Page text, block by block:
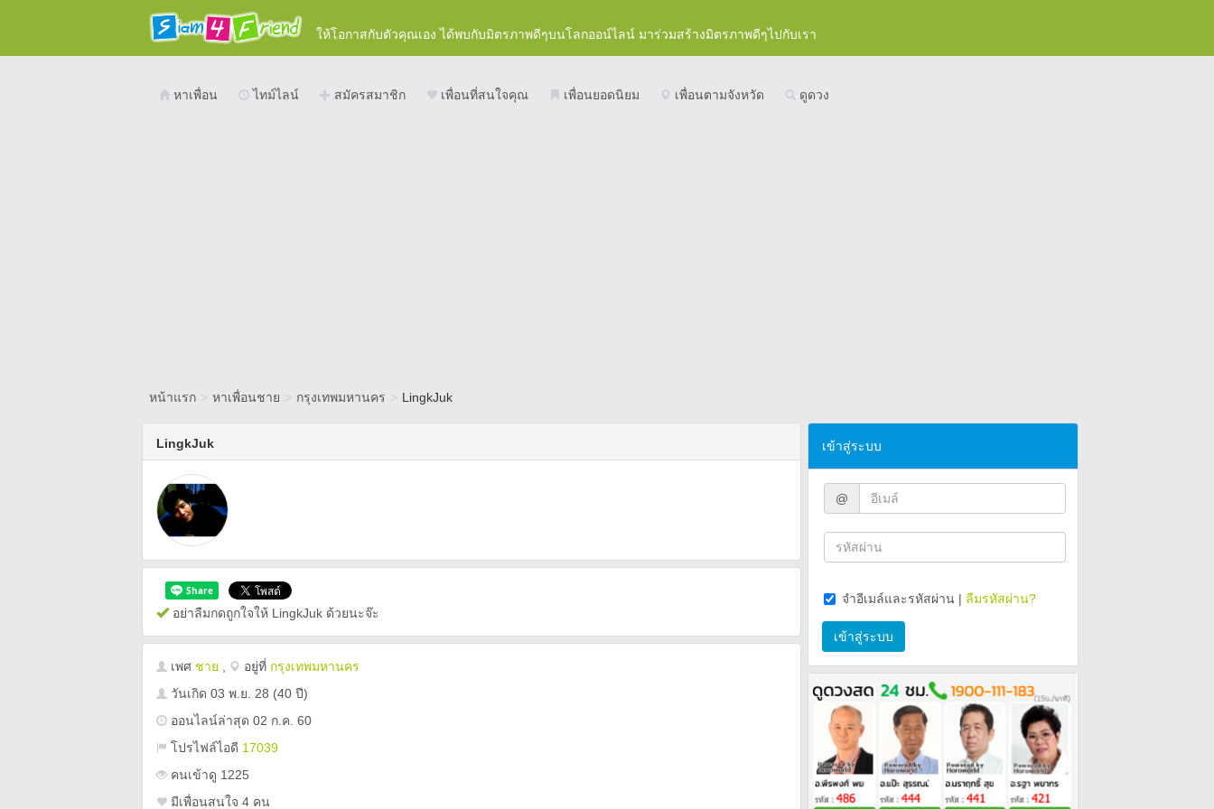
ให้โอกาสกับตัวคุณเอง ได้พบกับมิตรภาพดีๆบนโลกออน์ไลน์ มาร่วมสร้างมิตรภาพดีๆไปกับเรา
หาเพื่อน ไทม์ไลน์ สมัครสมาชิก เพื่อนที่สนใจคุณ เพื่อนยอดนิยม เพื่อนตามจังหวัด ดูดวง
หน้าแรก > หาเพื่อนชาย > กรุงเทพมหานคร > LingkJuk
LingkJuk
อย่าลืมกดถูกใจให้ LingkJuk ด้วยนะจ๊ะ
เพศ ชาย อยู่ที่ กรุงเทพมหานคร
วันเกิด 03 พ.ย. 28 (40 ปี)
ออนไลน์ล่าสุด 02 ก.ค. 60
โปรไฟล์ไอดี 17039
คนเข้าดู 1225
มีเพื่อนสนใจ 4 คน
เข้าสู่ระบบ
@
จำอีเมล์และรหัสผ่าน | ลืมรหัสผ่าน?
เข้าสู่ระบบ